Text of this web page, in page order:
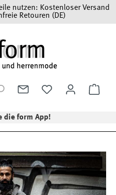
nutzen: Kostenloser Versand
Retouren (DE)
die form App!